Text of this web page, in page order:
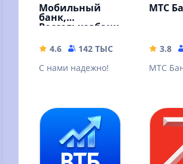
Мобильный
банк,
Россельхозбанк
4.6 142 ТЫС
64.98 MB
С нами надежно!
МТС
3.8
МТС